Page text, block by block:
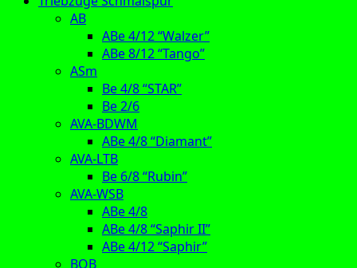
AB
ABe 4/12 “Walzer”
ABe 8/12 “Tango”
ASm
Be 4/8 “STAR”
Be 2/6
AVA-BDWM
ABe 4/8 “Diamant”
AVA-LTB
Be 6/8 “Rubin”
AVA-WSB
ABe 4/8
ABe 4/8 “Saphir II”
ABe 4/12 “Saphir”
BOB